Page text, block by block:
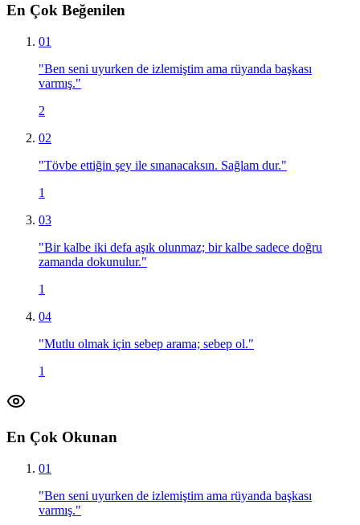
En Çok Beğenilen
01
"Ben seni uyurken de izlemiştim ama rüyanda başkası
varmış."
2
02
"Tövbe ettiğin şey ile sınanacaksın. Sağlam dur."
1
03
"Bir kalbe iki defa aşık olunmaz; bir kalbe sadece doğru
zamanda dokunulur."
1
04
"Mutlu olmak için sebep arama; sebep ol."
1
En Çok Okunan
01
"Ben seni uyurken de izlemiştim ama rüyanda başkası
varmış."